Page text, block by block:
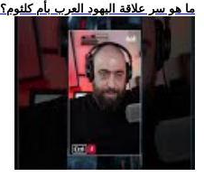
.. ما هو سر علاقة اليهود العرب بأم كلثوم؟